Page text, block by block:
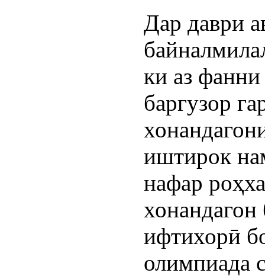
Дар даври
ки аз
баргузор
иштирок
нафар
ифтихорӣ
олимпиада